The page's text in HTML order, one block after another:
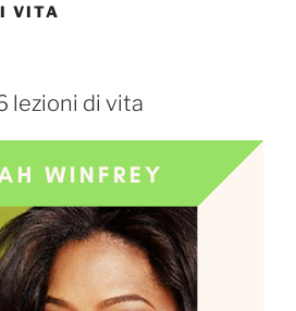
VITA
lezioni di vita